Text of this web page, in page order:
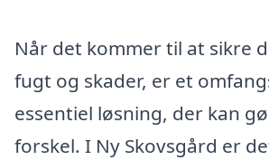
Når det kommer til at sikre
fugt og skader, er et
essentiel løsning, der kan
forskel. I Ny Skovsgård er